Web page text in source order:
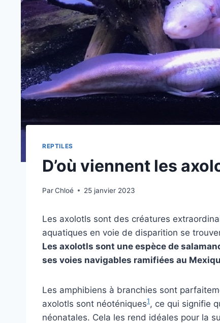
REPTILES
D’où viennent les
ParChloé 25 janvier 2023
Les axolotls sont des créatures
aquatiques en voie de disparition se
Les axolotls sont une espèce de
ses voies navigables ramifiées au
Les amphibiens à branchies sont
axolotls sont néoténiques1 , ce qui signifie
néonatales. Cela les rend idéales pour la